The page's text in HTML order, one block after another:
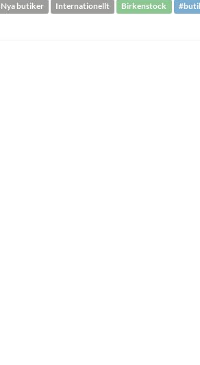
Nya butiker Internationellt Birkenstock